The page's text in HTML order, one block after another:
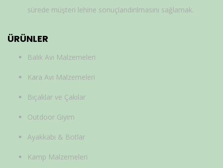
sürede müşteri lehine sonuçlandırılmasını sağlamak.
ÜRÜNLER
Balık Avı Malzemeleri
Kara Avı Malzemeleri
Bıçaklar ve Çakılar
Outdoor Giyim
Ayakkabı & Botlar
Kamp Malzemeleri